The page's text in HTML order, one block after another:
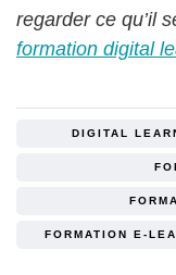
regarder ce qu’il
formation digital
DIGITAL
FORMATION E-